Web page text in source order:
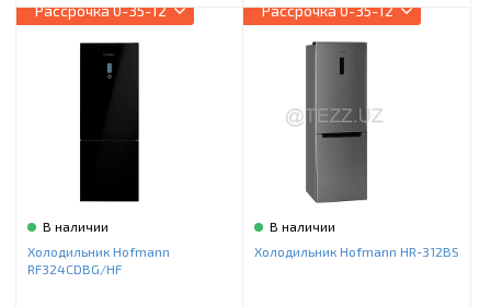
Рассрочка0-35-12
В наличии
Холодильник Hofmann
RF324CDBG/HF
Рассрочка0-35-12
В наличии
Холодильник Hofmann HR-312BS